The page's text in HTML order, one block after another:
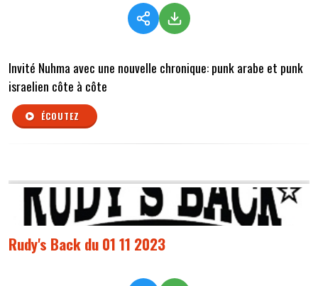
Invité Nuhma avec une nouvelle chronique: punk arabe et punk
israelien côte à côte
ÉCOUTEZ
Rudy's Back du 01 11 2023